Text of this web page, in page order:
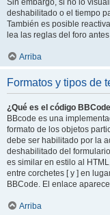
Sin embargo, si no lo
deshabilitado o el tiempo
También es posible
lea las reglas del foro
Arriba
Formatos y tipos de
¿Qué es el código
BBcode es una
formato de los objetos
debe ser habilitado por la
deshabilitado del
es similar en estilo al
entre corchetes [ y ] en
BBCode. El enlace
Arriba